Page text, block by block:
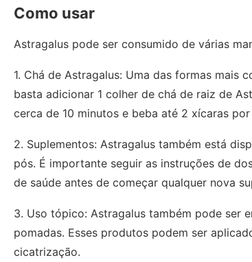
Como usar
Astragalus pode ser consumido de várias
1. Chá de Astragalus: Uma das formas mais
basta adicionar 1 colher de chá de raiz de
cerca de 10 minutos e beba até 2 xícaras por
2. Suplementos: Astragalus também está
pós. É importante seguir as instruções de
de saúde antes de começar qualquer nova
3. Uso tópico: Astragalus também pode ser
pomadas. Esses produtos podem ser
cicatrização.